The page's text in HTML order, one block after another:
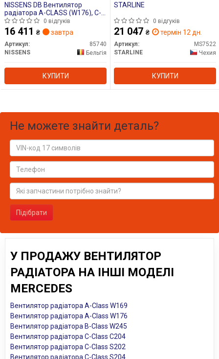
NISSENS DB Вентилятор
радіатора A-CLASS (W176), C-
CLASS (W204), B-CLASS Sports
Tourer (W246, W242), C-CLASS
T-Model (S204), INFINITI
0 відгуків
16 411 ₴ завтра
Артикул:
85740
NISSENS
Бельгія
КУПИТИ
STARLINE
0 відгуків
21 047 ₴ термін 12 дн.
Артикул:
MS7522
STARLINE
Чехия
КУПИТИ
Не можете знайти деталь?
Підібрати
У ПРОДАЖУ ВЕНТИЛЯТОР
РАДІАТОРА НА ІНШІ МОДЕЛІ
MERCEDES
Вентилятор радіатора A-Class W169
Вентилятор радіатора A-Class W176
Вентилятор радіатора B-Class W245
Вентилятор радіатора C-Class C204
Вентилятор радіатора C-Class S202
Вентилятор радіатора C-Class S204